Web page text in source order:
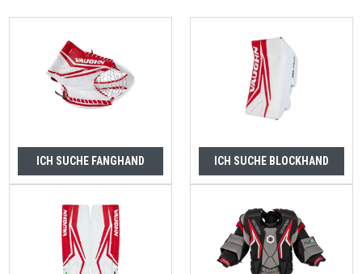
ICH SUCHE FANGHAND ICH SUCHE BLOCKHAND